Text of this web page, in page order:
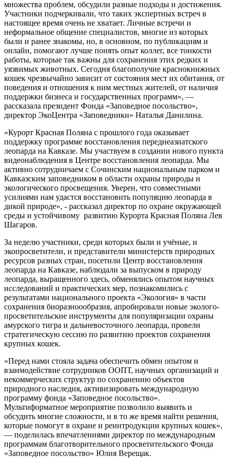
множества проблем, обсудили разные подходы и достижения.
Участники подчеркивали, что таких экспертных встреч в
настоящее время очень не хватает. Личные встречи и
неформальное общение специалистов, многие из которых
были и ранее знакомы, но, в основном, по публикациям и
онлайн, помогают лучше понять опыт коллег, все тонкости
работы, которые так важны для сохранения этих редких и
уязвимых животных. Сегодня благополучие краснокнижных
кошек чрезвычайно зависит от состояния мест их обитания, от
поведения и отношения к ним местных жителей, от наличия
поддержки бизнеса и государственных программ», —
рассказала президент Фонда «Заповедное посольство»,
директор ЭкоЦентра «Заповедники» Наталья Данилина.
«Курорт Красная Поляна с прошлого года оказывает
поддержку программе восстановления переднеазиатского
леопарда на Кавказе. Мы участвуем в создании нового пункта
видеонаблюдения в Центре восстановления леопарда. Мы
активно сотрудничаем с Сочинским национальным парком и
Кавказским заповедником в области охраны природы и
экологического просвещения. Уверен, что совместными
усилиями нам удастся восстановить популяцию леопарда в
дикой природе», - рассказал директор по охране окружающей
среды и устойчивому развитию Курорта Красная Поляна Лев
Шагаров.
За неделю участники, среди которых были и учёные, и
экопросветители, и представители министерств природных
ресурсов разных стран, посетили Центр восстановления
леопарда на Кавказе, наблюдали за выпуском в природу
леопарда, выращенного здесь, обменялись опытом научных
исследований и практических мер, познакомились с
результатами национального проекта «Экология» в части
сохранения биоразноообразия, апробировали новые эколого-
просветительские инструменты для популяризации охраны
амурского тигра и дальневосточного леопарда, провели
стратегическую сессию по развитию проектов сохранения
крупных кошек.
«Перед нами стояла задача обеспечить обмен опытом и
взаимодействие сотрудников ООПТ, научных организаций и
некоммерческих структур по сохранению объектов
природного наследия, активизировать международную
программу фонда «Заповедное посольство».
Мультиформатное мероприятие позволило выявить и
обсудить многие сложности, и в то же время найти решения,
которые помогут в охране и реинтродукции крупных кошек»,
— поделилась впечатлениями директор по международным
программам благотворительного просветительского Фонда
«Заповедное посольство» Юлия Верещак.